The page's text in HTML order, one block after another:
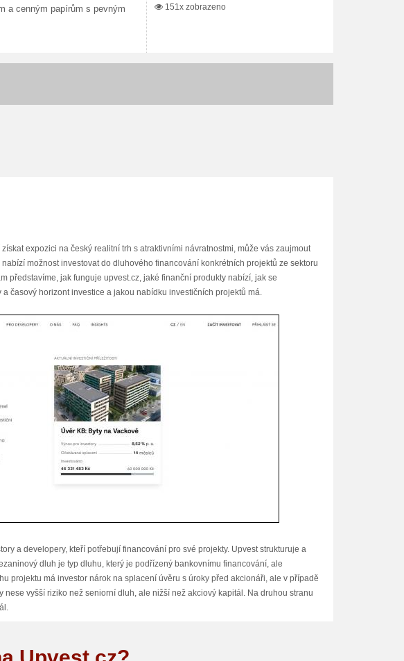
a cenným papírům s pevným
151x zobrazeno
expozici na český realitní trh s atraktivními návratnostmi, může vás zaujmout
možnost investovat do dluhového financování konkrétních projektů ze sektoru
představíme, jak funguje upvest.cz, jaké finanční produkty nabízí, jak se
časový horizont investice a jakou nabídku investičních projektů má.
a developery, kteří potřebují financování pro své projekty. Upvest strukturuje a
dluh je typ dluhu, který je podřízený bankovnímu financování, ale
projektu má investor nárok na splacení úvěru s úroky před akcionáři, ale v případě
vyšší riziko než seniorní dluh, ale nižší než akciový kapitál. Na druhou stranu
stránku projektu. Výsledky prověrek jsou důležitým vstupem pro rozhodnutí o